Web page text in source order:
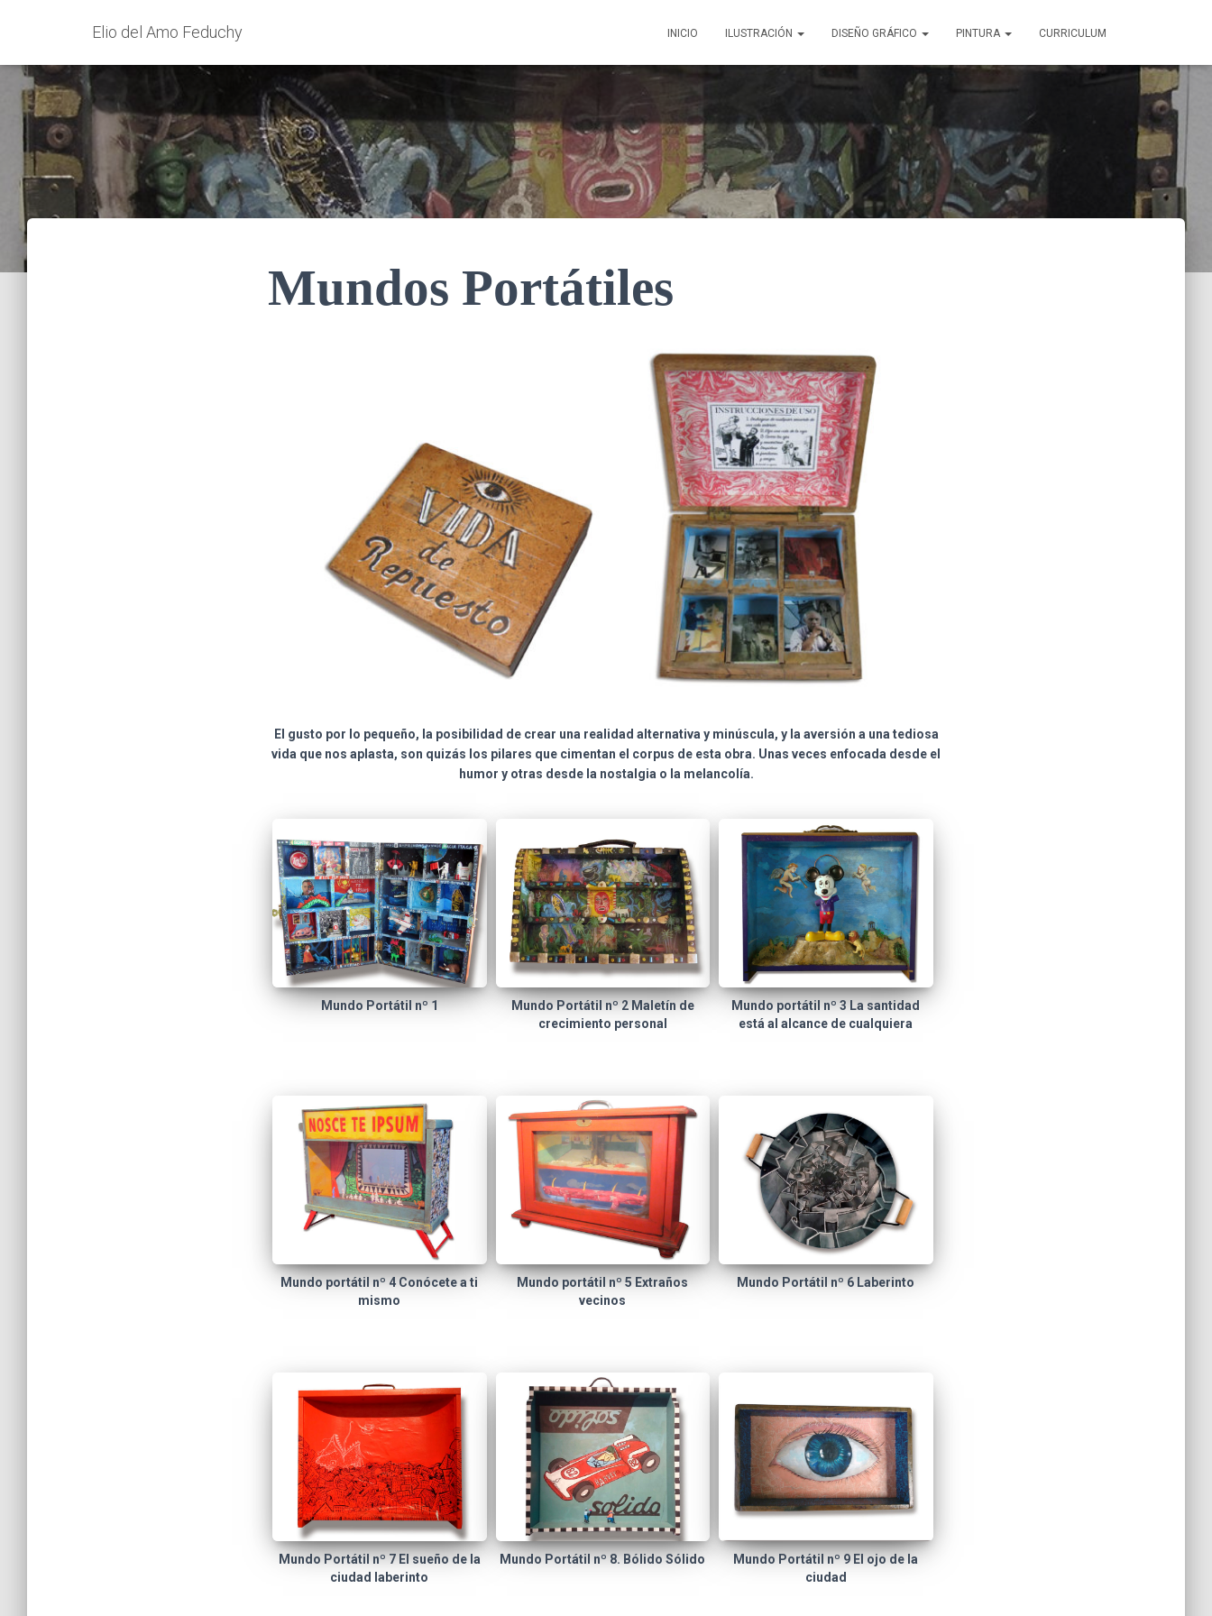
Elio del Amo Feduchy INICIO ILUSTRACIÓN DISEÑO GRÁFICO PINTURA CURRICULUM
Mundos Portátiles
El gusto por lo pequeño, la posibilidad de crear una realidad alternativa y minúscula, y la aversión a una tediosa
vida que nos aplasta, son quizás los pilares que cimentan el corpus de esta obra. Unas veces enfocada desde el
humor y otras desde la nostalgia o la melancolía.
Mundo Portátil nº 1
Mundo Portátil nº 2 Maletín de
crecimiento personal
Mundo portátil nº 3 La santidad
está al alcance de cualquiera
Mundo portátil nº 4 Conócete a ti
mismo
Mundo portátil nº 5 Extraños
vecinos
Mundo Portátil nº 6 Laberinto
Mundo Portátil nº 7 El sueño de la
ciudad laberinto
Mundo Portátil nº 8. Bólido Sólido
Mundo Portátil nº 9 El ojo de la
ciudad